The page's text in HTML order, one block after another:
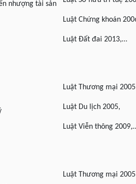
nhượng tài sản
Luật Chứng khoán
Luật Đất đai 2013,…
Luật Thương mại
Luật Du lịch 2005,
Luật Viễn thông
Luật Thương mại